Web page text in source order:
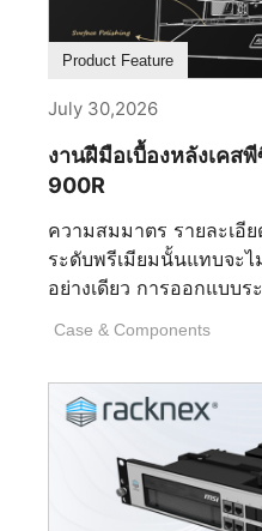
ที่ดีที่สุด? 1. ซอฟต์แวร์รอ
ระหว่างอุปกรณ์ต่าง ๆ ไ
การใช้งานร่วมกันอย่าง
ชิ้นหรือไม่ ซอฟต์แวร์
ความจำ ส่วนประกอบระ
ต่อพ่วง และอุปกรณ์ของบุ
อินเตอร์เฟซเดียว ความเ
ความซับซ้อนที่ไม่จำเป็น
แอปพลิเคชันหลายตัว แล
ค่าของโปรเซสเซอร์ แร
การใช้งานพีซีที่เรียบง่าย
ปรับแต่งละเอียดอย่างไร
ตัวเลือกการปรับแต่งไฟ
รวมถึงสี เอฟเฟกต์ และโปรไฟล์? โหมด
โหมดไฟในตัว รวมถึง
Breath, CPU
Product Feature
July 30,2026
งานฝีมือเบื้องหลังเคส
900R
ความสมมาตร รายละเอียด คว
ระดับพรีเมียมนั้นแทบจะไ
อย่างเดียว การออกแบบร
ก่อนที่จะมีการติดตั้งชิ้นส่
ขัดเกลาทุกรายละเอียด
ที่สุด MEG MAESTRO
นี้อย่างแท้จริง ในฐานะเคสระดับเรือธงของ MSI เคสนี้
ไม่ได้ถูกออกแบบมาเพื่อ
ฮาร์ดแวร์ไฮเอนด์เท่านั้
Case & Components